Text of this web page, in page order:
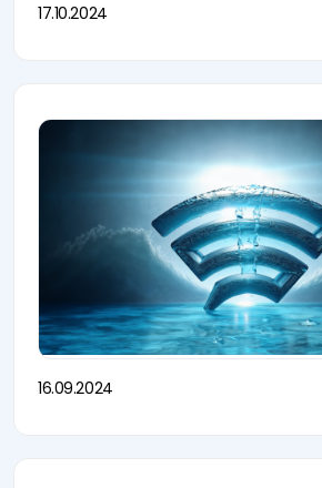
17.10.2024
16.09.2024